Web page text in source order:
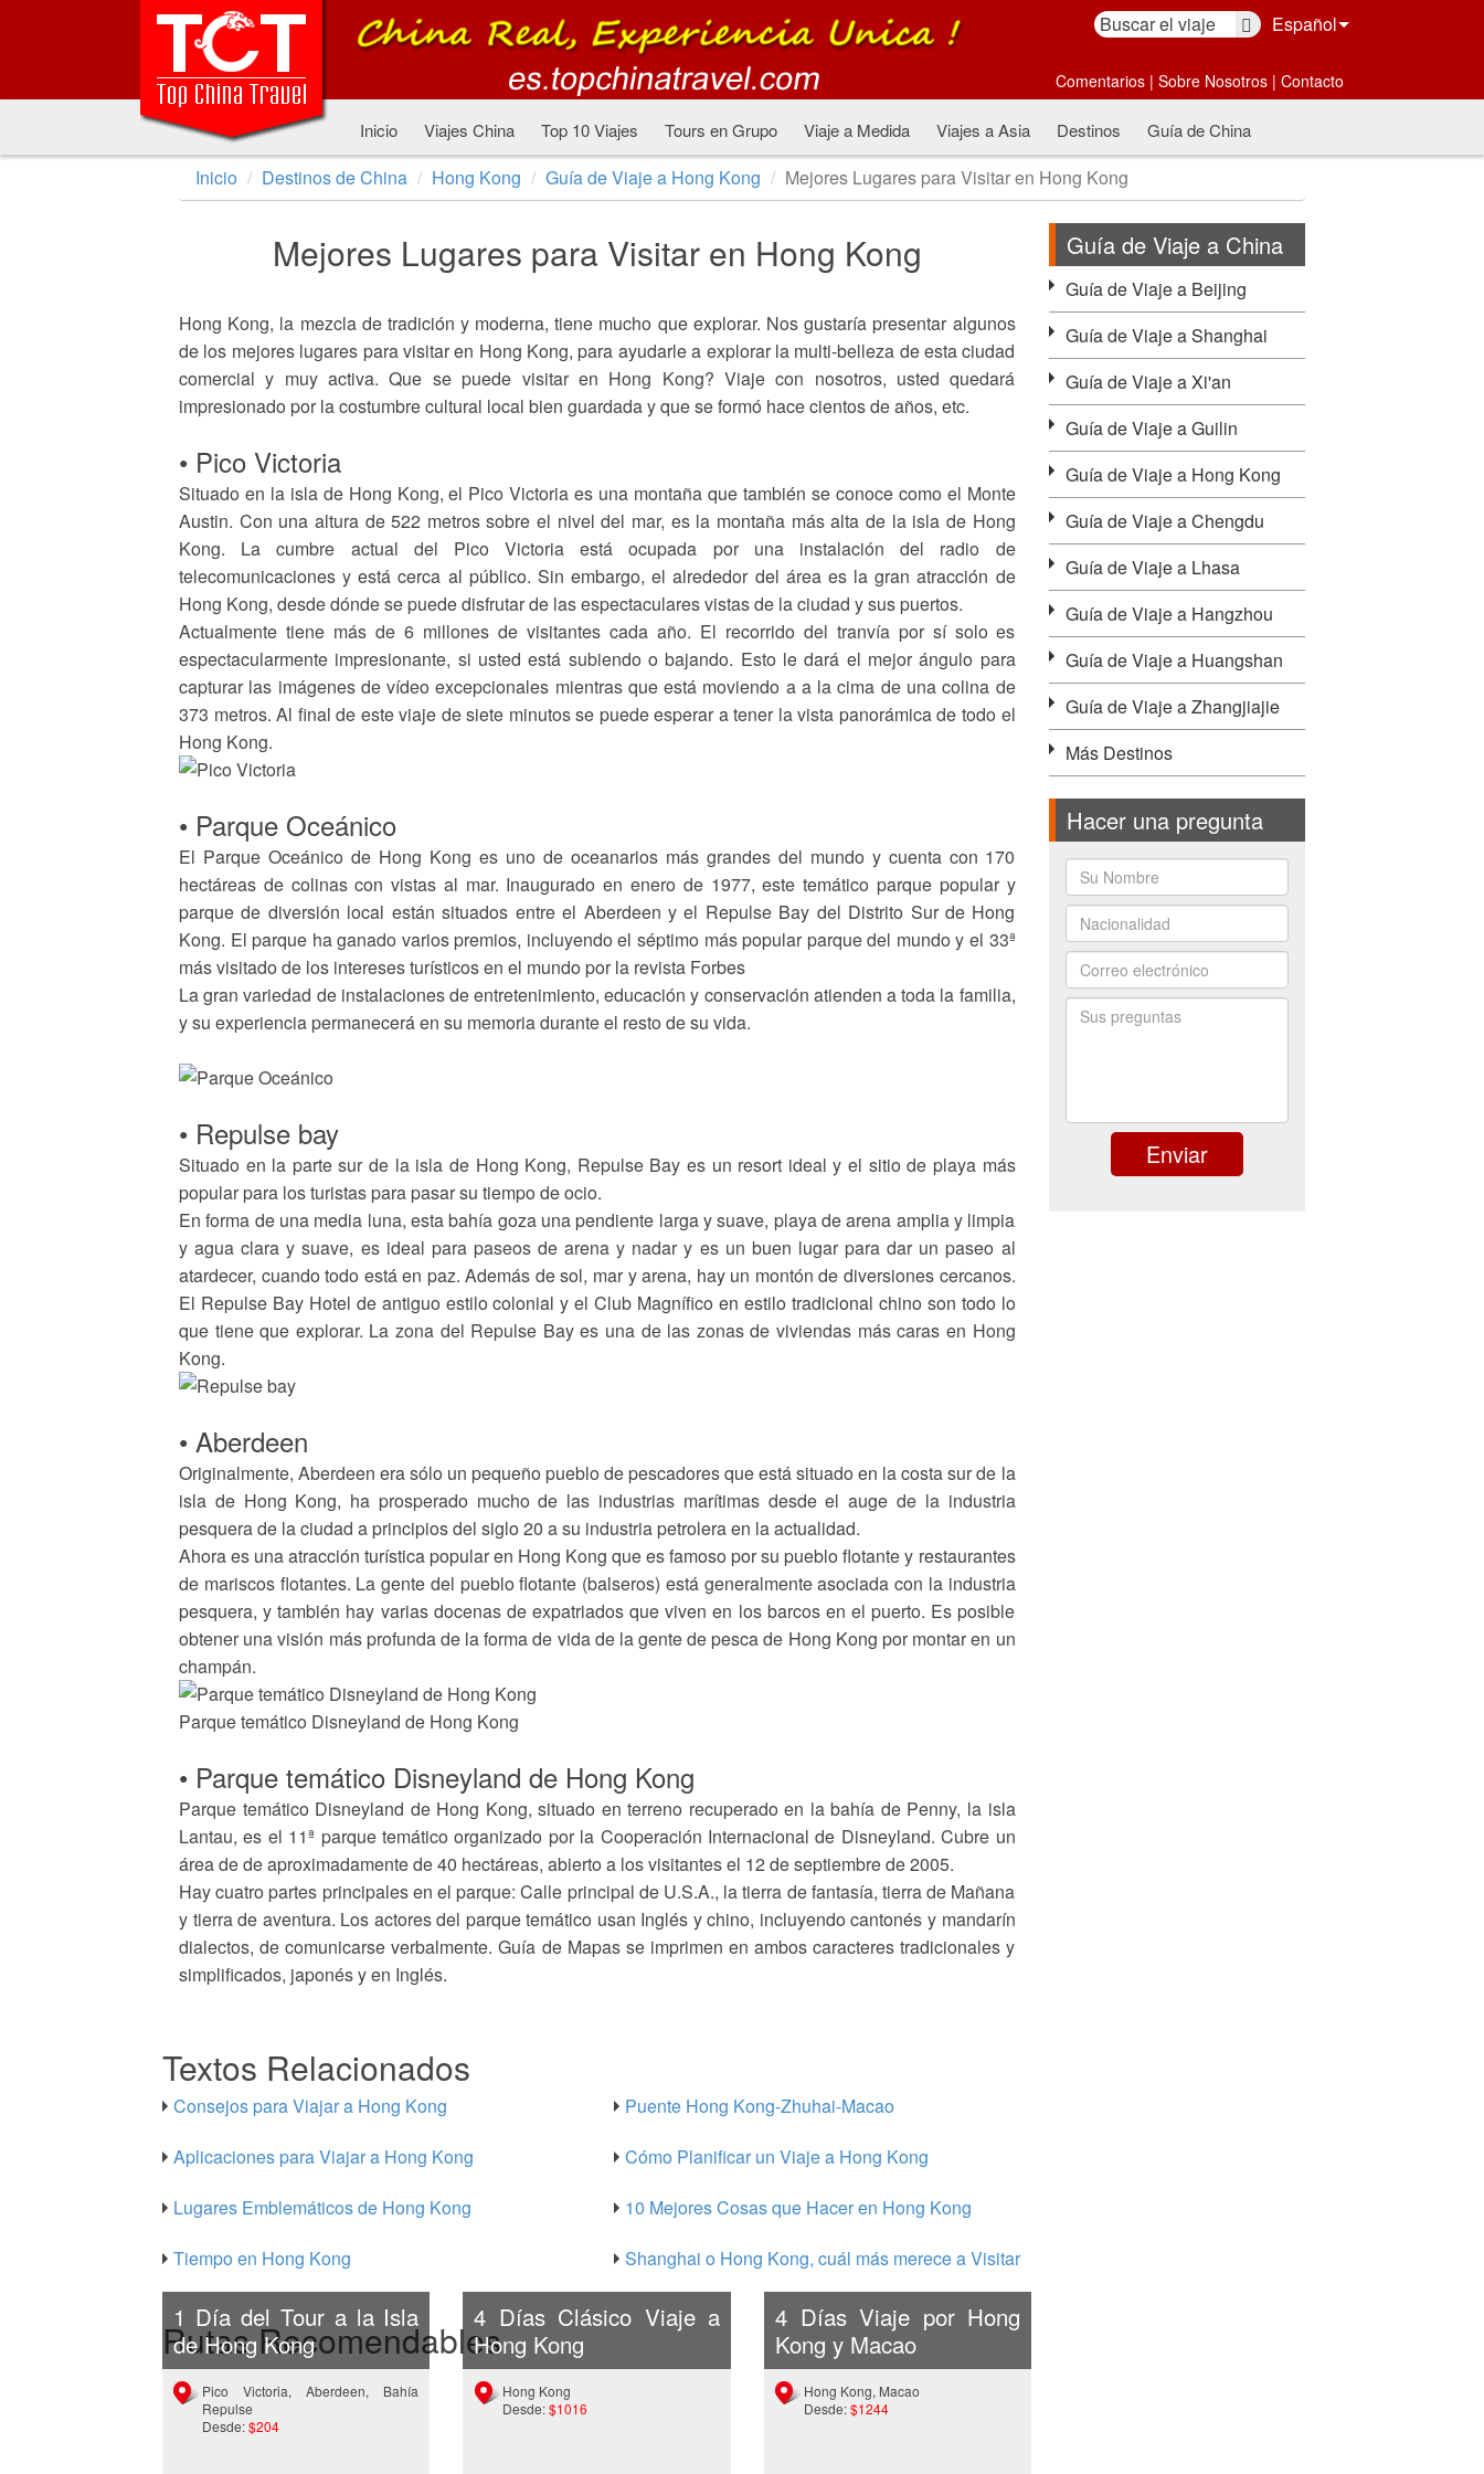
Español
Comentarios | Sobre Nosotros | Contacto
Inicio Viajes China Top 10 Viajes Tours en Grupo Viaje a Medida Viajes a Asia Destinos Guía de China
Inicio Destinos de China Hong Kong Guía de Viaje a Hong Kong Mejores Lugares para Visitar en Hong Kong
Mejores Lugares para Visitar en Hong Kong
Hong Kong, la mezcla de tradición y moderna, tiene mucho que explorar. Nos gustaría presentar algunos
de los mejores lugares para visitar en Hong Kong, para ayudarle a explorar la multi-belleza de esta ciudad
comercial y muy activa. Que se puede visitar en Hong Kong? Viaje con nosotros, usted quedará
impresionado por la costumbre cultural local bien guardada y que se formó hace cientos de años, etc.
• Pico Victoria
Situado en la isla de Hong Kong, el Pico Victoria es una montaña que también se conoce como el Monte
Austin. Con una altura de 522 metros sobre el nivel del mar, es la montaña más alta de la isla de Hong
Kong. La cumbre actual del Pico Victoria está ocupada por una instalación del radio de
telecomunicaciones y está cerca al público. Sin embargo, el alrededor del área es la gran atracción de
Hong Kong, desde dónde se puede disfrutar de las espectaculares vistas de la ciudad y sus puertos.
Actualmente tiene más de 6 millones de visitantes cada año. El recorrido del tranvía por sí solo es
espectacularmente impresionante, si usted está subiendo o bajando. Esto le dará el mejor ángulo para
capturar las imágenes de vídeo excepcionales mientras que está moviendo a a la cima de una colina de
373 metros. Al final de este viaje de siete minutos se puede esperar a tener la vista panorámica de todo el
Hong Kong.
• Parque Oceánico
El Parque Oceánico de Hong Kong es uno de oceanarios más grandes del mundo y cuenta con 170
hectáreas de colinas con vistas al mar. Inaugurado en enero de 1977, este temático parque popular y
parque de diversión local están situados entre el Aberdeen y el Repulse Bay del Distrito Sur de Hong
Kong. El parque ha ganado varios premios, incluyendo el séptimo más popular parque del mundo y el 33ª
más visitado de los intereses turísticos en el mundo por la revista Forbes
La gran variedad de instalaciones de entretenimiento, educación y conservación atienden a toda la familia,
y su experiencia permanecerá en su memoria durante el resto de su vida.
• Repulse bay
Situado en la parte sur de la isla de Hong Kong, Repulse Bay es un resort ideal y el sitio de playa más
popular para los turistas para pasar su tiempo de ocio.
En forma de una media luna, esta bahía goza una pendiente larga y suave, playa de arena amplia y limpia
y agua clara y suave, es ideal para paseos de arena y nadar y es un buen lugar para dar un paseo al
atardecer, cuando todo está en paz. Además de sol, mar y arena, hay un montón de diversiones cercanos.
El Repulse Bay Hotel de antiguo estilo colonial y el Club Magnífico en estilo tradicional chino son todo lo
que tiene que explorar. La zona del Repulse Bay es una de las zonas de viviendas más caras en Hong
Kong.
• Aberdeen
Originalmente, Aberdeen era sólo un pequeño pueblo de pescadores que está situado en la costa sur de la
isla de Hong Kong, ha prosperado mucho de las industrias marítimas desde el auge de la industria
pesquera de la ciudad a principios del siglo 20 a su industria petrolera en la actualidad.
Ahora es una atracción turística popular en Hong Kong que es famoso por su pueblo flotante y restaurantes
de mariscos flotantes. La gente del pueblo flotante (balseros) está generalmente asociada con la industria
pesquera, y también hay varias docenas de expatriados que viven en los barcos en el puerto. Es posible
obtener una visión más profunda de la forma de vida de la gente de pesca de Hong Kong por montar en un
champán.
Parque temático Disneyland de Hong Kong
• Parque temático Disneyland de Hong Kong
Parque temático Disneyland de Hong Kong, situado en terreno recuperado en la bahía de Penny, la isla
Lantau, es el 11ª parque temático organizado por la Cooperación Internacional de Disneyland. Cubre un
área de de aproximadamente de 40 hectáreas, abierto a los visitantes el 12 de septiembre de 2005.
Hay cuatro partes principales en el parque: Calle principal de U.S.A., la tierra de fantasía, tierra de Mañana
y tierra de aventura. Los actores del parque temático usan Inglés y chino, incluyendo cantonés y mandarín
dialectos, de comunicarse verbalmente. Guía de Mapas se imprimen en ambos caracteres tradicionales y
simplificados, japonés y en Inglés.
Textos Relacionados
Consejos para Viajar a Hong Kong
Puente Hong Kong-Zhuhai-Macao
Aplicaciones para Viajar a Hong Kong
Cómo Planificar un Viaje a Hong Kong
Lugares Emblemáticos de Hong Kong
10 Mejores Cosas que Hacer en Hong Kong
Tiempo en Hong Kong
Shanghai o Hong Kong, cuál más merece a Visitar
Rutas Recomendables
1 Día del Tour a la Isla
de Hong Kong
Pico Victoria, Aberdeen, Bahía
Repulse
Desde:$204
4 Días Clásico Viaje a
Hong Kong
Hong Kong
Desde:$1016
4 Días Viaje por Hong
Kong y Macao
Hong Kong, Macao
Desde:$1244
Guía de Viaje a China
Guía de Viaje a Beijing
Guía de Viaje a Shanghai
Guía de Viaje a Xi'an
Guía de Viaje a Guilin
Guía de Viaje a Hong Kong
Guía de Viaje a Chengdu
Guía de Viaje a Lhasa
Guía de Viaje a Hangzhou
Guía de Viaje a Huangshan
Guía de Viaje a Zhangjiajie
Más Destinos
Hacer una pregunta